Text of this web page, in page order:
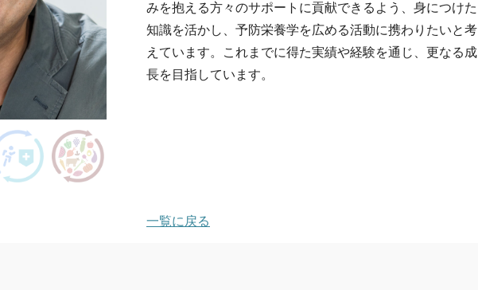
みを抱える方々のサポートに貢献できるよう、身につけた
知識を活かし、予防栄養学を広める活動に携わりたいと考
えています。これまでに得た実績や経験を通じ、更なる成
長を目指しています。
一覧に戻る